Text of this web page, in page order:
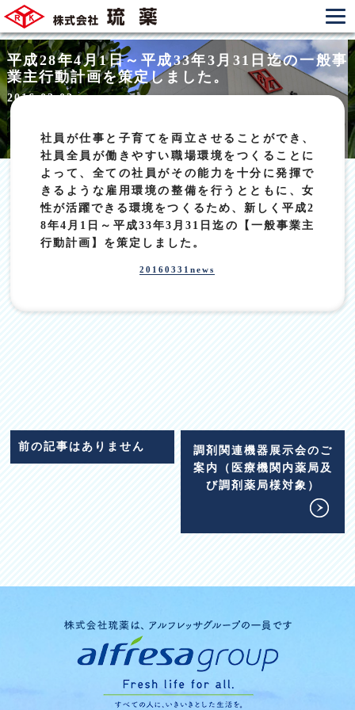
平成28年4月1日～平成33年3月31日迄の一般事
業主行動計画を策定しました。
2016.03.03
社員が仕事と子育てを両立させることができ、
社員全員が働きやすい職場環境をつくることに
よって、全ての社員がその能力を十分に発揮で
きるような雇用環境の整備を行うとともに、女
性が活躍できる環境をつくるため、新しく平成2
8年4月1日～平成33年3月31日迄の【一般事業主
行動計画】を策定しました。
20160331news
前の記事はありません
調剤関連機器展示会のご
案内（医療機関内薬局及
び調剤薬局様対象）